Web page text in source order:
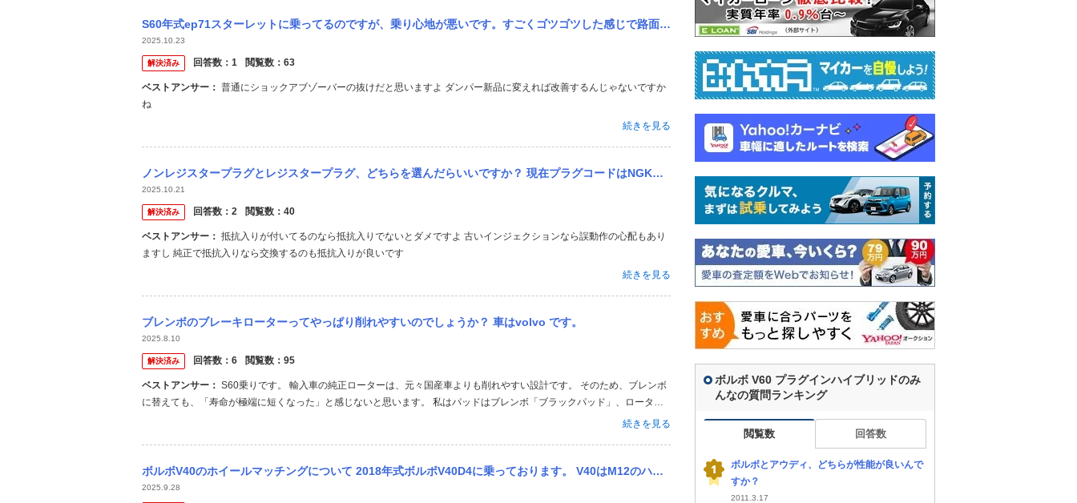
S60年式ep71スターレットに乗ってるのですが、乗り心地が悪いです。すごくゴツゴツした感じで路面の凹凸全部拾う感じです。カーブも勢いよく曲がると怖いです。 スタビブッシュとロアアームのボールジ...
2025.10.23
解決済み 回答数： 1 閲覧数： 63
ベストアンサー：
ね
続きを見る
ノンレジスタープラグとレジスタープラグ、どちらを選んだらいいですか？ 現在プラグコードはNGKのものが付いていたRー8と書いてあります。(つまり抵抗入りという事？) 車はS60年式のスターレット...
2025.10.21
解決済み 回答数： 2 閲覧数： 40
ベストアンサー：
ますし 純正で抵抗入りなら交換するのも抵抗入りが良いです
続きを見る
ブレンボのブレーキローターってやっぱり削れやすいのでしょうか？ 車はvolvo です。
2025.8.10
解決済み 回答数： 6 閲覧数： 95
ベストアンサー：
に替えても、「寿命が極端に短くなった」と感じないと思います。 私はパッドはブレンボ「ブラックパッド」、ローター
続きを見る
ボルボV40のホイールマッチングについて 2018年式ボルボV40D4に乗っております。 V40はM12のハブボルトにホイールナットで締結ですが、V60やV90等の純正ホイールはM14のホイー...
2025.9.28
ボルボ V60 プラグインハイブリッドのみ
んなの質問ランキング
閲覧数 回答数
ボルボとアウディ、どちらが性能が良いんで
すか？
2011.3.17